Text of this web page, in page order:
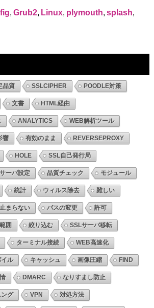
,Grub2, Linux, plymouth,splash,
品質 SSLCIPHER POODLE対策
文書 HTML経由
ANALYTICS WEB解析ツール
響 有効のまま REVERSEPROXY
HOLE SSL自己発行局
サーバ設定 品質チェック モジュール
統計 ウィルス除去 難しい
止まらない パスの変更 許可
範囲 絞り込む SSLサーバ移転
ターミナル接続 WEB高速化
ル キャッシュ 画像圧縮 FIND
DMARC なりすまし防止
グ VPN 対処方法